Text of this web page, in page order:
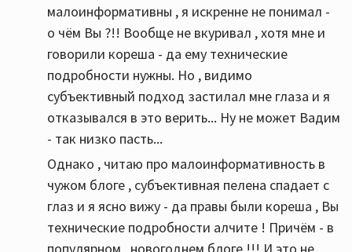
малоинформативны , я искренне не понимал -
о чём Вы ?!! Вообще не вкуривал , хотя мне и
говорили кореша - да ему технические
подробности нужны. Но , видимо
субъективный подход застилал мне глаза и я
отказывался в это верить... Ну не может Вадим
- так низко пасть...
Однако , читаю про малоинформативность в
чужом блоге , субъективная пелена спадает с
глаз и я ясно вижу - да правы были кореша , Вы
технические подробности алчите ! Причём - в
популярном , новогоднем блоге !!! И это не